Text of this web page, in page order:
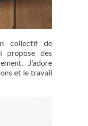
collectif de
propose des
J’adore
et le travail